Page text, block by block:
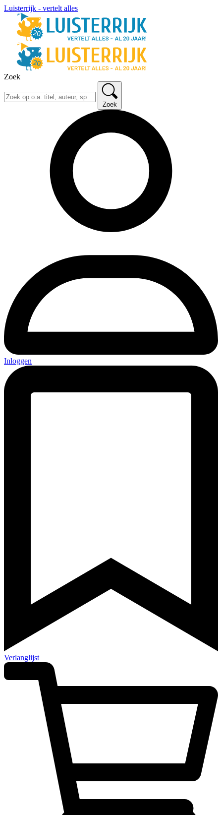
Luisterrijk - vertelt alles
Zoek
Zoek
Inloggen
Verlanglijst